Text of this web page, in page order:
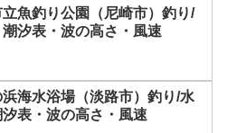
立魚釣り公園（尼崎市）釣り/
汐表・波の高さ・風速
浜海水浴場（淡路市）釣り/水
表・波の高さ・風速